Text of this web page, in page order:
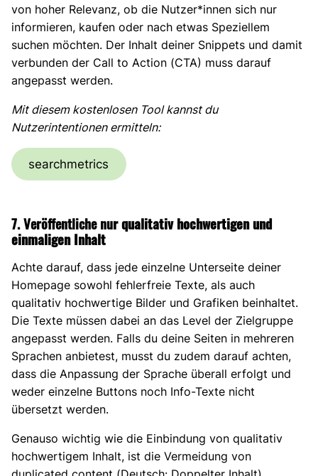
von hoher Relevanz, ob die Nutzer*innen sich nur
informieren, kaufen oder nach etwas Speziellem
suchen möchten. Der Inhalt deiner Snippets und damit
verbunden der Call to Action (CTA) muss darauf
angepasst werden.
Mit diesem kostenlosen Tool kannst du
Nutzerintentionen ermitteln:
searchmetrics
7. Veröffentliche nur qualitativ hochwertigen und
einmaligen Inhalt
Achte darauf, dass jede einzelne Unterseite deiner
Homepage sowohl fehlerfreie Texte, als auch
qualitativ hochwertige Bilder und Grafiken beinhaltet.
Die Texte müssen dabei an das Level der Zielgruppe
angepasst werden. Falls du deine Seiten in mehreren
Sprachen anbietest, musst du zudem darauf achten,
dass die Anpassung der Sprache überall erfolgt und
weder einzelne Buttons noch Info-Texte nicht
übersetzt werden.
Genauso wichtig wie die Einbindung von qualitativ
hochwertigem Inhalt, ist die Vermeidung von